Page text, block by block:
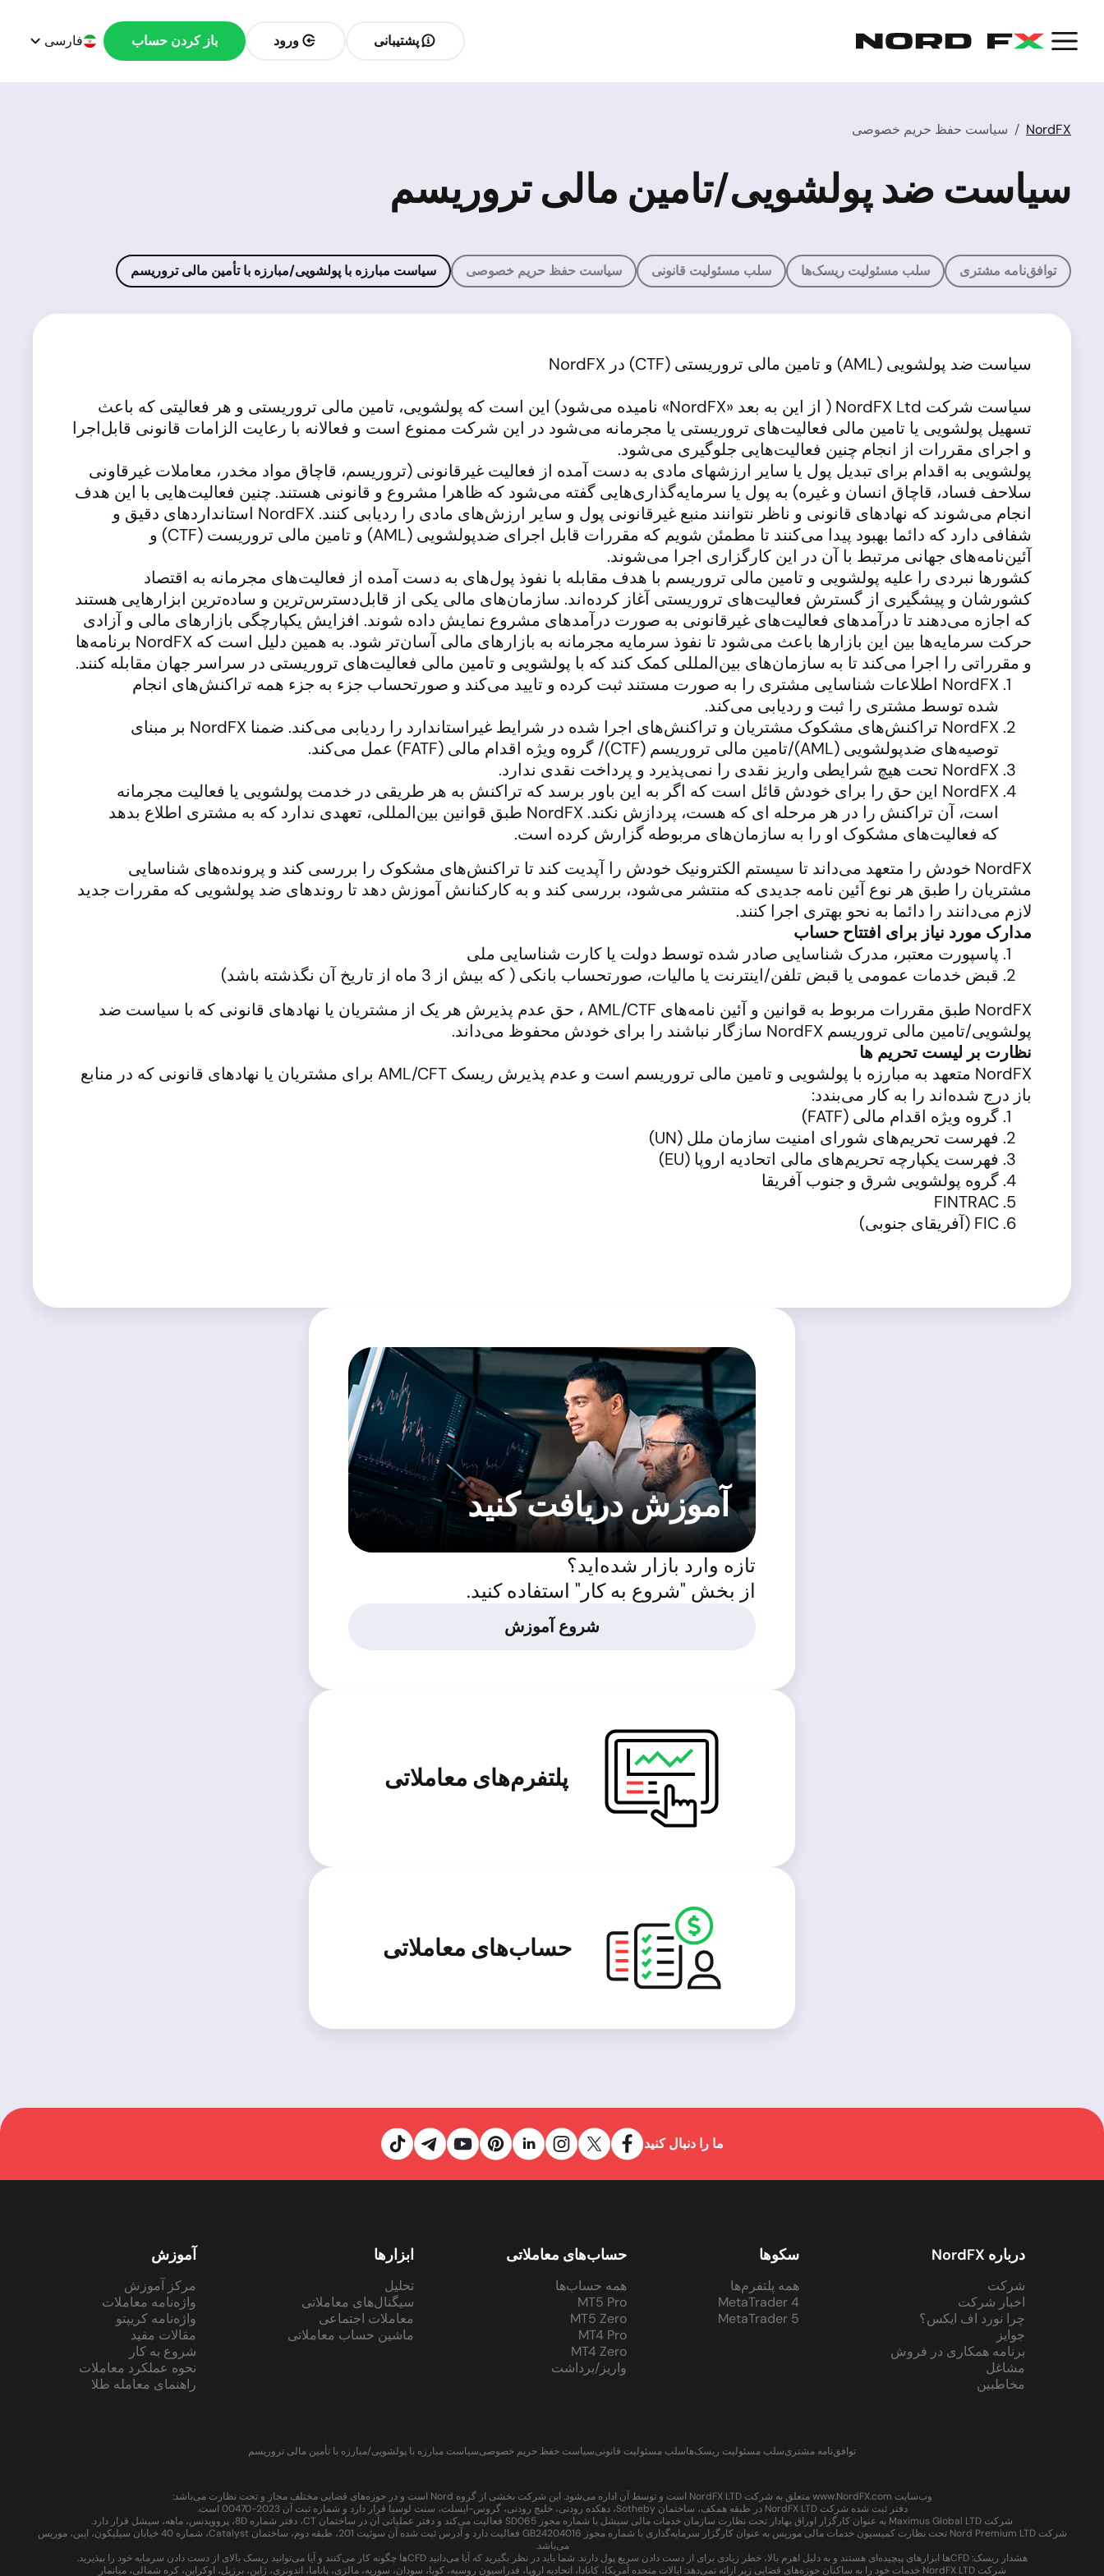
پشتیبانی ورود باز کردن حساب فارسی
NordFX سیاست حفظ حریم خصوصی
سیاست ضد پولشویی/تامین مالی تروریسم
توافق‌نامه مشتری سلب مسئولیت ریسک‌ها سلب مسئولیت قانونی سیاست حفظ حریم خصوصی سیاست مبارزه با پولشویی/مبارزه با تأمین مالی تروریسم
سیاست ضد پولشویی (AML) و تامین مالی تروریستی (CTF) در NordFX
سیاست شرکت NordFX Ltd ( از این به بعد «NordFX» نامیده می‌شود) این است که پولشویی، تامین مالی تروریستی و هر فعالیتی که باعث
تسهیل پولشویی یا تامین مالی فعالیت‌های تروریستی یا مجرمانه می‌شود در این شرکت ممنوع است و فعالانه با رعایت الزامات قانونی قابل‌اجرا
و اجرای مقررات از انجام چنین فعالیت‌هایی جلوگیری می‌شود.
پولشویی به اقدام برای تبدیل پول یا سایر ارزشهای مادی به دست آمده از فعالیت غیرقانونی (تروریسم، قاچاق مواد مخدر، معاملات غیرقاونی
سلاحف فساد، قاچاق انسان و غیره) به پول یا سرمایه‌گذاری‌هایی گفته می‌شود که ظاهرا مشروع و قانونی هستند. چنین فعالیت‌هایی با این هدف
انجام می‌شوند که نهادهای قانونی و ناظر نتوانند منبع غیرقانونی پول و سایر ارزش‌های مادی را ردیابی کنند. NordFX استانداردهای دقیق و
شفافی دارد که دائما بهبود پیدا می‌کنند تا مطمئن شویم که مقررات قابل اجرای ضدپولشویی (AML) و تامین مالی تروریست (CTF) و
آئین‌نامه‌های جهانی مرتبط با آن در این کارگزاری اجرا می‌شوند.
کشورها نبردی را علیه پولشویی و تامین مالی تروریسم با هدف مقابله با نفوذ پول‌های به دست آمده از فعالیت‌های مجرمانه به اقتصاد
کشورشان و پیشگیری از گسترش فعالیت‌های تروریستی آغاز کرده‌اند. سازمان‌های مالی یکی از قابل‌دسترس‌ترین و ساده‌ترین ابزارهایی هستند
که اجازه می‌دهند تا درآمدهای فعالیت‌های غیرقانونی به صورت درآمدهای مشروع نمایش داده شوند. افزایش یکپارچگی بازارهای مالی و آزادی
حرکت سرمایه‌ها بین این بازارها باعث می‌شود تا نفوذ سرمایه مجرمانه به بازارهای مالی آسان‌تر شود. به همین دلیل است که NordFX برنامه‌ها
و مقرراتی را اجرا می‌کند تا به سازمان‌های بین‌المللی کمک کند که با پولشویی و تامین مالی فعالیت‌های تروریستی در سراسر جهان مقابله کنند.
NordFX اطلاعات شناسایی مشتری را به صورت مستند ثبت کرده و تایید می‌کند و صورتحساب جزء به جزء همه تراکنش‌های انجام
شده توسط مشتری را ثبت و ردیابی می‌کند.
NordFX تراکنش‌های مشکوک مشتریان و تراکنش‌های اجرا شده در شرایط غیراستاندارد را ردیابی می‌کند. ضمنا NordFX بر مبنای
توصیه‌های ضدپولشویی (AML)/تامین مالی تروریسم (CTF)/ گروه ویژه اقدام مالی (FATF) عمل می‌کند.
NordFX تحت هیچ شرایطی واریز نقدی را نمی‌پذیرد و پرداخت نقدی ندارد.
NordFX این حق را برای خودش قائل است که اگر به این باور برسد که تراکنش به هر طریقی در خدمت پولشویی یا فعالیت مجرمانه
است، آن تراکنش را در هر مرحله ای که هست، پردازش نکند. NordFX طبق قوانین بین‌المللی، تعهدی ندارد که به مشتری اطلاع بدهد
که فعالیت‌های مشکوک او را به سازمان‌های مربوطه گزارش کرده است.
NordFX خودش را متعهد می‌داند تا سیستم الکترونیک خودش را آپدیت کند تا تراکنش‌های مشکوک را بررسی کند و پرونده‌های شناسایی
مشتریان را طبق هر نوع آئین نامه جدیدی که منتشر می‌شود، بررسی کند و به کارکنانش آموزش دهد تا روندهای ضد پولشویی که مقررات جدید
لازم می‌دانند را دائما به نحو بهتری اجرا کنند.
مدارک مورد نیاز برای افتتاح حساب
پاسپورت معتبر، مدرک شناسایی صادر شده توسط دولت یا کارت شناسایی ملی
قبض خدمات عمومی یا قبض تلفن/اینترنت یا مالیات، صورتحساب بانکی ( که بیش از 3 ماه از تاریخ آن نگذشته باشد)
NordFX طبق مقررات مربوط به قوانین و آئین نامه‌های AML/CTF ، حق عدم پذیرش هر یک از مشتریان یا نهادهای قانونی که با سیاست ضد
پولشویی/تامین مالی تروریسم NordFX سازگار نباشند را برای خودش محفوظ می‌داند.
نظارت بر لیست تحریم ها
NordFX متعهد به مبارزه با پولشویی و تامین مالی تروریسم است و عدم پذیرش ریسک AML/CFT برای مشتریان یا نهادهای قانونی که در منابع
باز درج شده‌اند را به کار می‌بندد:
گروه ویژه اقدام مالی (FATF)
فهرست تحریم‌های شورای امنیت سازمان ملل (UN)
فهرست یکپارچه تحریم‌های مالی اتحادیه اروپا (EU)
گروه پولشویی شرق و جنوب آفریقا
FINTRAC
FIC (آفریقای جنوبی)
آموزش دریافت کنید
تازه وارد بازار شده‌اید؟
از بخش "شروع به کار" استفاده کنید.
شروع آموزش
پلتفرم‌های معاملاتی
حساب‌های معاملاتی
ما را دنبال کنید
درباره NordFX
شرکت
اخبار شرکت
چرا نورد اف ایکس؟
جوایز
برنامه همکاری در فروش
مشاغل
مخاطبین
سکوها
همه پلتفرم‌ها
MetaTrader 4
MetaTrader 5
حساب‌های معاملاتی
همه حساب‌ها
MT5 Pro
MT5 Zero
MT4 Pro
MT4 Zero
واریز/برداشت
ابزارها
تحلیل
سیگنال‌های معاملاتی
معاملات اجتماعی
ماشین حساب معاملاتی
آموزش
مرکز آموزش
واژه‌نامه معاملات
واژه‌نامه کریپتو
مقالات مفید
شروع به کار
نحوه عملکرد معاملات
راهنمای معامله طلا
توافق‌نامه مشتریسلب مسئولیت ریسک‌هاسلب مسئولیت قانونیسیاست حفظ حریم خصوصیسیاست مبارزه با پولشویی/مبارزه با تأمین مالی تروریسم
وب‌سایت www.NordFX.com متعلق به شرکت NordFX LTD است و توسط آن اداره می‌شود. این شرکت بخشی از گروه Nord است و در حوزه‌های قضایی مختلف مجاز و تحت نظارت می‌باشد:
دفتر ثبت شده شرکت NordFX LTD در طبقه همکف، ساختمان Sotheby، دهکده رودنی، خلیج رودنی، گروس-ایسلت، سنت لوسیا قرار دارد و شماره ثبت آن 2023-00470 است.
شرکت Maximus Global LTD به عنوان کارگزار اوراق بهادار تحت نظارت سازمان خدمات مالی سیشل با شماره مجوز SD065 فعالیت می‌کند و دفتر عملیاتی آن در ساختمان CT، دفتر شماره 8D، پروویدنس، ماهه، سیشل قرار دارد.
شرکت Nord Premium LTD تحت نظارت کمیسیون خدمات مالی موریس به عنوان کارگزار سرمایه‌گذاری با شماره مجوز GB24204016 فعالیت دارد و آدرس ثبت شده آن سوئیت 201، طبقه دوم، ساختمان Catalyst، شماره 40 خیابان سیلیکون، ایبن، موریس
می‌باشد.
هشدار ریسک: CFDها ابزارهای پیچیده‌ای هستند و به دلیل اهرم بالا، خطر زیادی برای از دست دادن سریع پول دارند. شما باید در نظر بگیرید که آیا می‌دانید CFDها چگونه کار می‌کنند و آیا می‌توانید ریسک بالای از دست دادن سرمایه خود را بپذیرید.
شرکت NordFX LTD خدمات خود را به ساکنان حوزه‌های قضایی زیر ارائه نمی‌دهد: ایالات متحده آمریکا، کانادا، اتحادیه اروپا، فدراسیون روسیه، کوبا، سودان، سوریه، مالزی، پاناما، اندونزی، ژاپن، برزیل، اوکراین، کره شمالی، میانمار